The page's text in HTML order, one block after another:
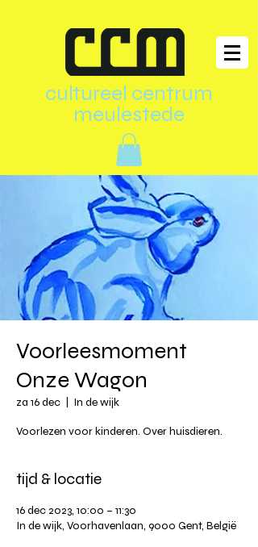
cultureel centrum
meulestede
Voorleesmoment
Onze Wagon
za 16 dec In de wijk
Voorlezen voor kinderen. Over huisdieren.
tijd & locatie
16 dec 2023, 10:00 – 11:30
In de wijk, Voorhavenlaan, 9000 Gent, België